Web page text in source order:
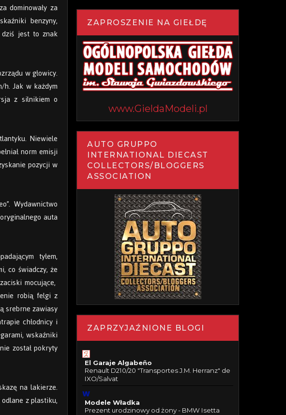
dominowały za
benzyny,
jest to znak
w głowicy.
h. Jak w każdym
z silnikiem o
Niewiele
norm emisji
pozycji w
Wydawnictwo
auta
tyłem,
co świadczy, że
mocujące,
robią felgi z
srebrne zawiasy
chłodnicy i
wskaźniki
został pokryty
na lakierze.
z plastiku,
ZAPROSZENIE NA GIEŁDĘ
www.GieldaModeli.pl
AUTO GRUPPO
INTERNATIONAL DIECAST
COLLECTORS/BLOGGERS
ASSOCIATION
ZAPRZYJAŹNIONE BLOGI
El Garaje Algabeño
Renault D210/20 "Transportes J.M. Herranz" de
IXO/Salvat
Modele Władka
Prezent urodzinowy od żony - BMW Isetta